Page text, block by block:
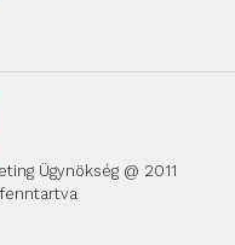
Ügynökség @ 2011